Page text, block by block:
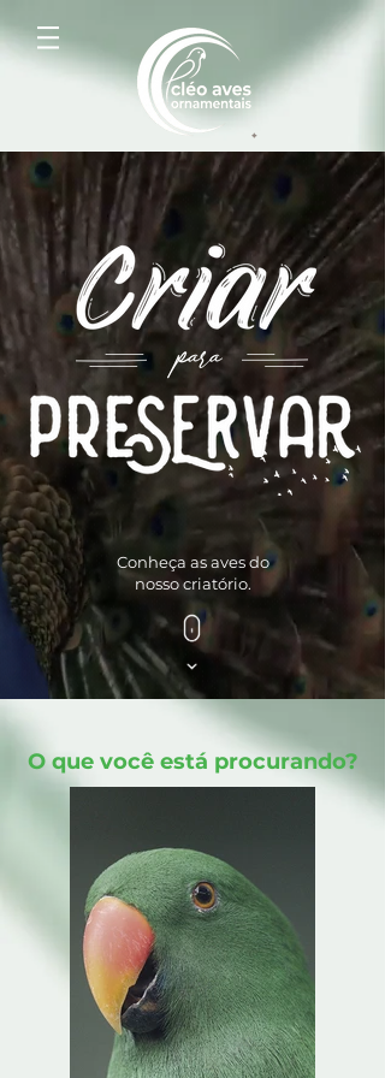
Conheça as aves do
nosso criatório.
O que você está procurando?